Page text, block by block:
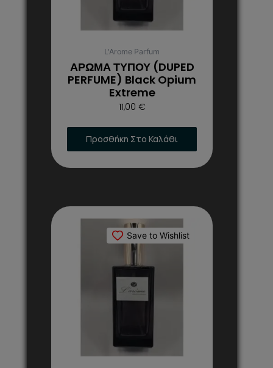
L'Arome Parfum
ΑΡΩΜΑ ΤΥΠΟΥ (DUPED
PERFUME) Black Opium
Extreme
11,00 €
Προσθήκη Στο Καλάθι
να
επιλεγούν
στη
σελίδα
του
προϊόντος
Save to Wishlist
το
προϊόν
έχει
παραλλαγές.
Οι
να
επιλεγούν